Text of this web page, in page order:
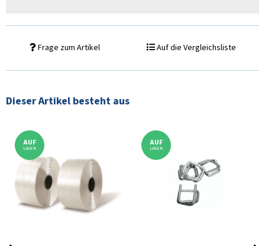
Frage zum Artikel Auf die Vergleichsliste
Dieser Artikel besteht aus
AUF
LAGER
AUF
LAGER